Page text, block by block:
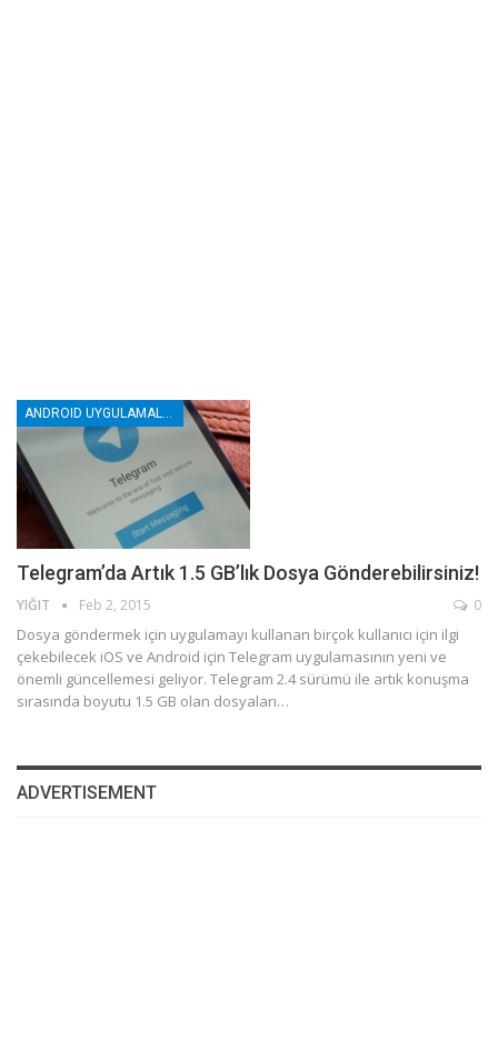
Telegram’da Artık 1.5 GB’lık Dosya Gönderebilirsiniz!
YIĞIT Feb 2, 2015 0
Dosya göndermek için uygulamayı kullanan birçok kullanıcı için ilgi
çekebilecek iOS ve Android için Telegram uygulamasının yeni ve
önemli güncellemesi geliyor. Telegram 2.4 sürümü ile artık konuşma
sırasında boyutu 1.5 GB olan dosyaları…
ADVERTISEMENT